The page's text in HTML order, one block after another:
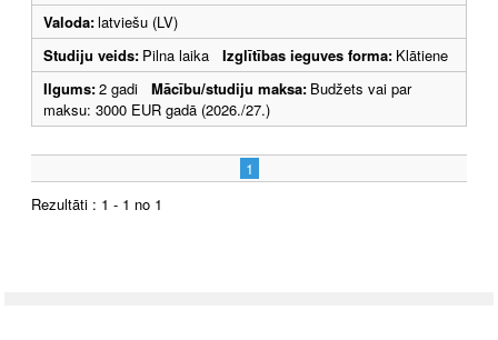
Valoda:latviešu (LV)
Studiju veids: Pilna laika Izglītības ieguves forma: Klātiene
Ilgums:2 gadi Mācību/studiju maksa: Budžets vai par
maksu: 3000 EUR gadā (2026./27.)
1
Rezultāti : 1 - 1 no 1